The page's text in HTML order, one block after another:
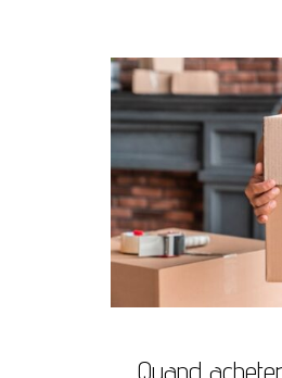
Quand